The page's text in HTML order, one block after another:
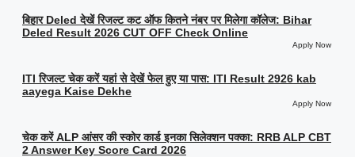
बिहार Deled देखें रिजल्ट कट ऑफ कितने नंबर पर मिलेगा कॉलेज: Bihar
Deled Result 2026 CUT OFF Check Online
Apply Now
ITI रिजल्ट चेक करें यहां से देखें फेल हुए या पास: ITI Result 2926 kab
aayega Kaise Dekhe
Apply Now
चेक करें ALP आंसर की स्कोर कार्ड इनका सिलेक्शन पक्का: RRB ALP CBT
2 Answer Key Score Card 2026